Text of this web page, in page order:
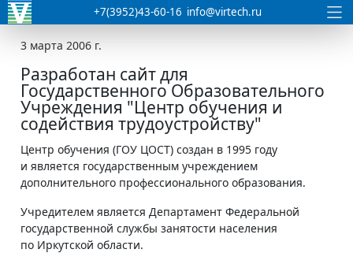
+7(3952)43-60-16 info@virtech.ru
3 марта 2006 г.
Разработан сайт для
Государственного Образовательного
Учреждения "Центр обучения и
содействия трудоустройству"
Центр обучения (ГОУ ЦОСТ) создан в 1995 году
и является государственным учреждением
дополнительного профессионального образования.
Учредителем является Департамент Федеральной
государственной службы занятости населения
по Иркутской области.